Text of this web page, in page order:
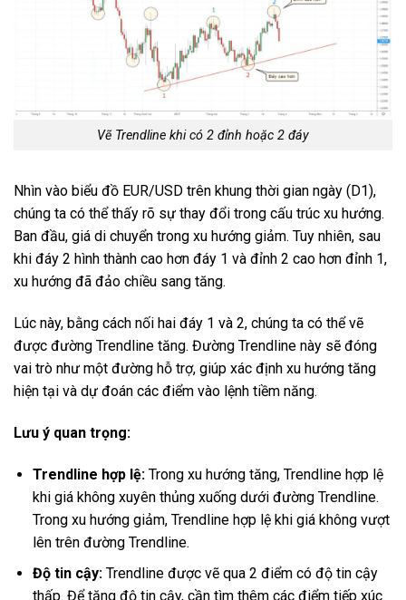
Vẽ Trendline khi có 2 đỉnh hoặc 2 đáy
Nhìn vào biểu đồ EUR/USD trên khung thời gian ngày (D1),
chúng ta có thể thấy rõ sự thay đổi trong cấu trúc xu hướng.
Ban đầu, giá di chuyển trong xu hướng giảm. Tuy nhiên, sau
khi đáy 2 hình thành cao hơn đáy 1 và đỉnh 2 cao hơn đỉnh 1,
xu hướng đã đảo chiều sang tăng.
Lúc này, bằng cách nối hai đáy 1 và 2, chúng ta có thể vẽ
được đường Trendline tăng. Đường Trendline này sẽ đóng
vai trò như một đường hỗ trợ, giúp xác định xu hướng tăng
hiện tại và dự đoán các điểm vào lệnh tiềm năng.
Lưu ý quan trọng:
Trendline hợp lệ:Trong xu hướng tăng, Trendline hợp lệ
khi giá không xuyên thủng xuống dưới đường Trendline.
Trong xu hướng giảm, Trendline hợp lệ khi giá không vượt
lên trên đường Trendline.
Độ tin cậy:Trendline được vẽ qua 2 điểm có độ tin cậy
thấp. Để tăng độ tin cậy, cần tìm thêm các điểm tiếp xúc